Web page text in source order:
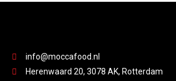
info@moccafood.nl
Herenwaard 20, 3078 AK, Rotterdam